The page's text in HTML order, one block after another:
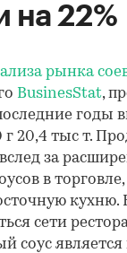
на 22%
рынка
BusinesStat,
годы
г 20,4 тыс т.
за
в
кухню.
сети
соус